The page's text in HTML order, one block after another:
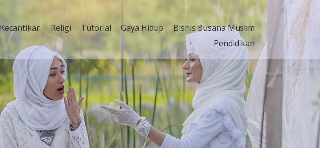
Kecantikan Religi Tutorial Gaya Hidup
Bisnis Busana Muslim
Pendidikan